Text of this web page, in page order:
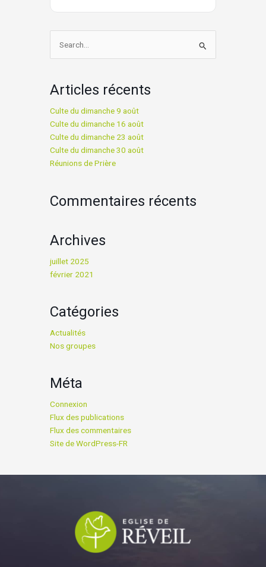
Rechercher :
Articles récents
Culte du dimanche 9 août
Culte du dimanche 16 août
Culte du dimanche 23 août
Culte du dimanche 30 août
Réunions de Prière
Commentaires récents
Archives
juillet 2025
février 2021
Catégories
Actualités
Nos groupes
Méta
Connexion
Flux des publications
Flux des commentaires
Site de WordPress-FR